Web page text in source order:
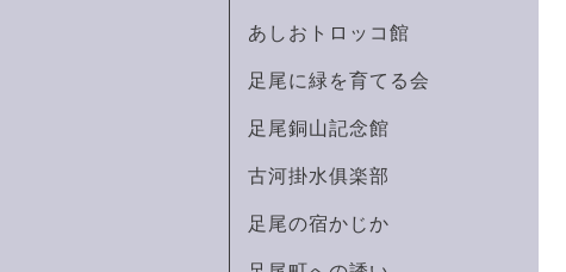
あしおトロッコ館
足尾に緑を育てる会
足尾銅山記念館
古河掛水俱楽部
足尾の宿かじか